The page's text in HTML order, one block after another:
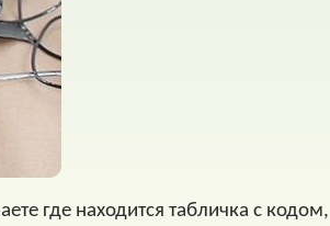
где находится табличка с кодом,